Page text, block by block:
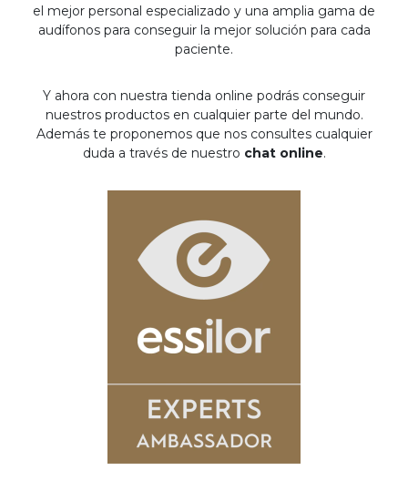
el mejor personal especializado y una amplia gama de
audífonos para conseguir la mejor solución para cada
paciente.
Y ahora con nuestra tienda online podrás conseguir
nuestros productos en cualquier parte del mundo.
Además te proponemos que nos consultes cualquier
duda a través de nuestro chat online.